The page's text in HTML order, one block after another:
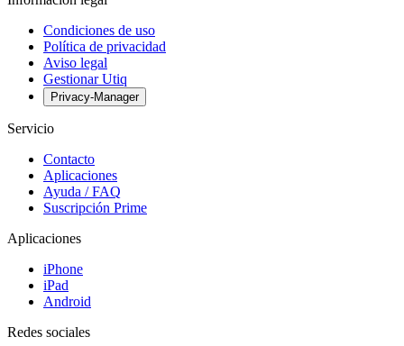
Condiciones de uso
Política de privacidad
Aviso legal
Gestionar Utiq
Privacy-Manager
Servicio
Contacto
Aplicaciones
Ayuda / FAQ
Suscripción Prime
Aplicaciones
iPhone
iPad
Android
Redes sociales